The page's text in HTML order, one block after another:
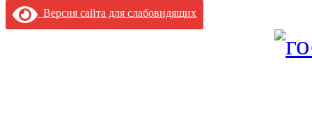
Версия сайта для слабовидящих